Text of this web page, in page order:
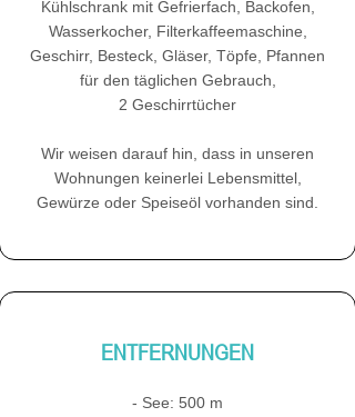
Kühlschrank mit Gefrierfach, Backofen,
Wasserkocher, Filterkaffeemaschine,
Geschirr, Besteck, Gläser, Töpfe, Pfannen
für den täglichen Gebrauch,
2 Geschirrtücher
Wir weisen darauf hin, dass in unseren
Wohnungen keinerlei Lebensmittel,
Gewürze oder Speiseöl vorhanden sind.
ENTFERNUNGEN
- See: 500 m